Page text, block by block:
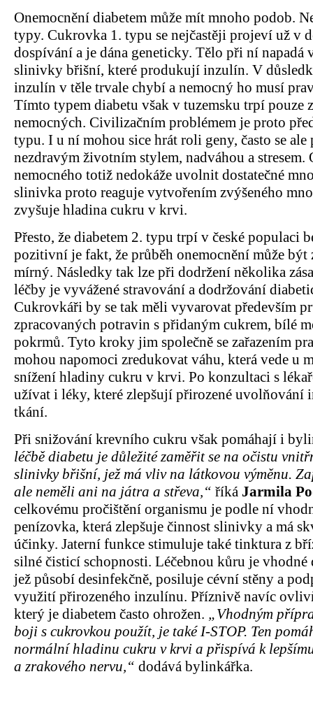
Onemocnění diabetem může mít mnoho podob.
typy. Cukrovka 1. typu se nejčastěji projeví už v
dospívání a je dána geneticky. Tělo při ní napadá
slinivky břišní, které produkují inzulín. V
inzulín v těle trvale chybí a nemocný ho musí
Tímto typem diabetu však v tuzemsku trpí pouze
nemocných. Civilizačním problémem je proto
typu. I u ní mohou sice hrát roli geny, často se ale
nezdravým životním stylem, nadváhou a stresem.
nemocného totiž nedokáže uvolnit dostatečné
slinivka proto reaguje vytvořením zvýšeného
zvyšuje hladina cukru v krvi.
Přesto, že diabetem 2. typu trpí v české populaci
pozitivní je fakt, že průběh onemocnění může
mírný. Následky tak lze při dodržení několika
léčby je vyvážené stravování a dodržování
Cukrovkáři by se tak měli vyvarovat především
zpracovaných potravin s přidaným cukrem, bílé
pokrmů. Tyto kroky jim společně se zařazením
mohou napomoci zredukovat váhu, která vede u
snížení hladiny cukru v krvi. Po konzultaci s
užívat i léky, které zlepšují přirozené uvolňování
tkání.
Při snižování krevního cukru však pomáhají i
léčbě diabetu je důležité zaměřit se na očistu
slinivky břišní, jež má vliv na látkovou výměnu.
ale neměli ani na játra a střeva,“ říká Jarmila
celkovému pročištění organismu je podle ní
penízovka, která zlepšuje činnost slinivky a má
účinky. Jaterní funkce stimuluje také tinktura z
silné čisticí schopnosti. Léčebnou kůru je
jež působí desinfekčně, posiluje cévní stěny a
využití přirozeného inzulínu. Příznivě navíc
který je diabetem často ohrožen. „Vhodným
boji s cukrovkou použít, je také I-STOP. Ten
normální hladinu cukru v krvi a přispívá k
a zrakového nervu,“ dodává bylinkářka.